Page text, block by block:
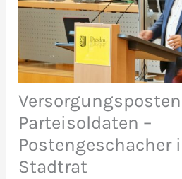
Parteisoldaten –
Postengeschacher
Stadtrat